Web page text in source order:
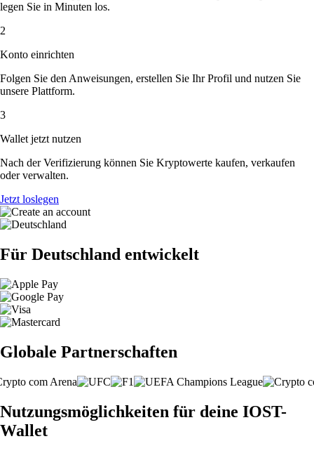
legen Sie in Minuten los.
2
Konto einrichten
Folgen Sie den Anweisungen, erstellen Sie Ihr Profil und nutzen Sie
unsere Plattform.
3
Wallet jetzt nutzen
Nach der Verifizierung können Sie Kryptowerte kaufen, verkaufen
oder verwalten.
Jetzt loslegen
Für Deutschland entwickelt
Globale Partnerschaften
Nutzungsmöglichkeiten für deine IOST-
Wallet